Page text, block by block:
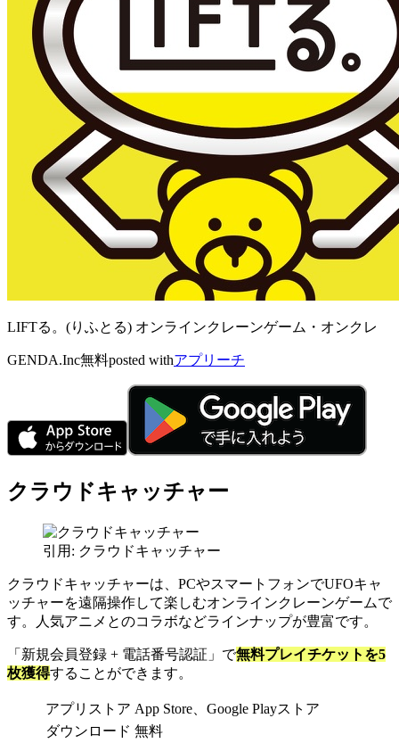
LIFTる。(りふとる) オンラインクレーンゲーム・オンクレ
GENDA.Inc無料posted withアプリーチ
クラウドキャッチャー
引用: クラウドキャッチャー
クラウドキャッチャーは、PCやスマートフォンでUFOキャ
ッチャーを遠隔操作して楽しむオンラインクレーンゲームで
す。人気アニメとのコラボなどラインナップが豊富です。
「新規会員登録 + 電話番号認証」で無料プレイチケットを5
枚獲得することができます。
アプリストア App Store、Google Playストア
ダウンロード 無料